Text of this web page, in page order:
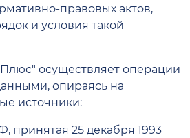
правовых актов,
и условия такой
осуществляет операции
опираясь на
источники:
принятая 25 декабря 1993